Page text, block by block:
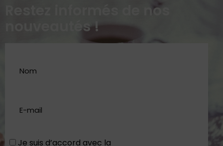
Restez informés de nos
nouveautés !
Je suis d’accord avec la